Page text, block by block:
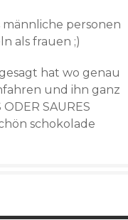
personen
als frauen ;)
hat wo genau
und ihn ganz
SAURES
schokolade